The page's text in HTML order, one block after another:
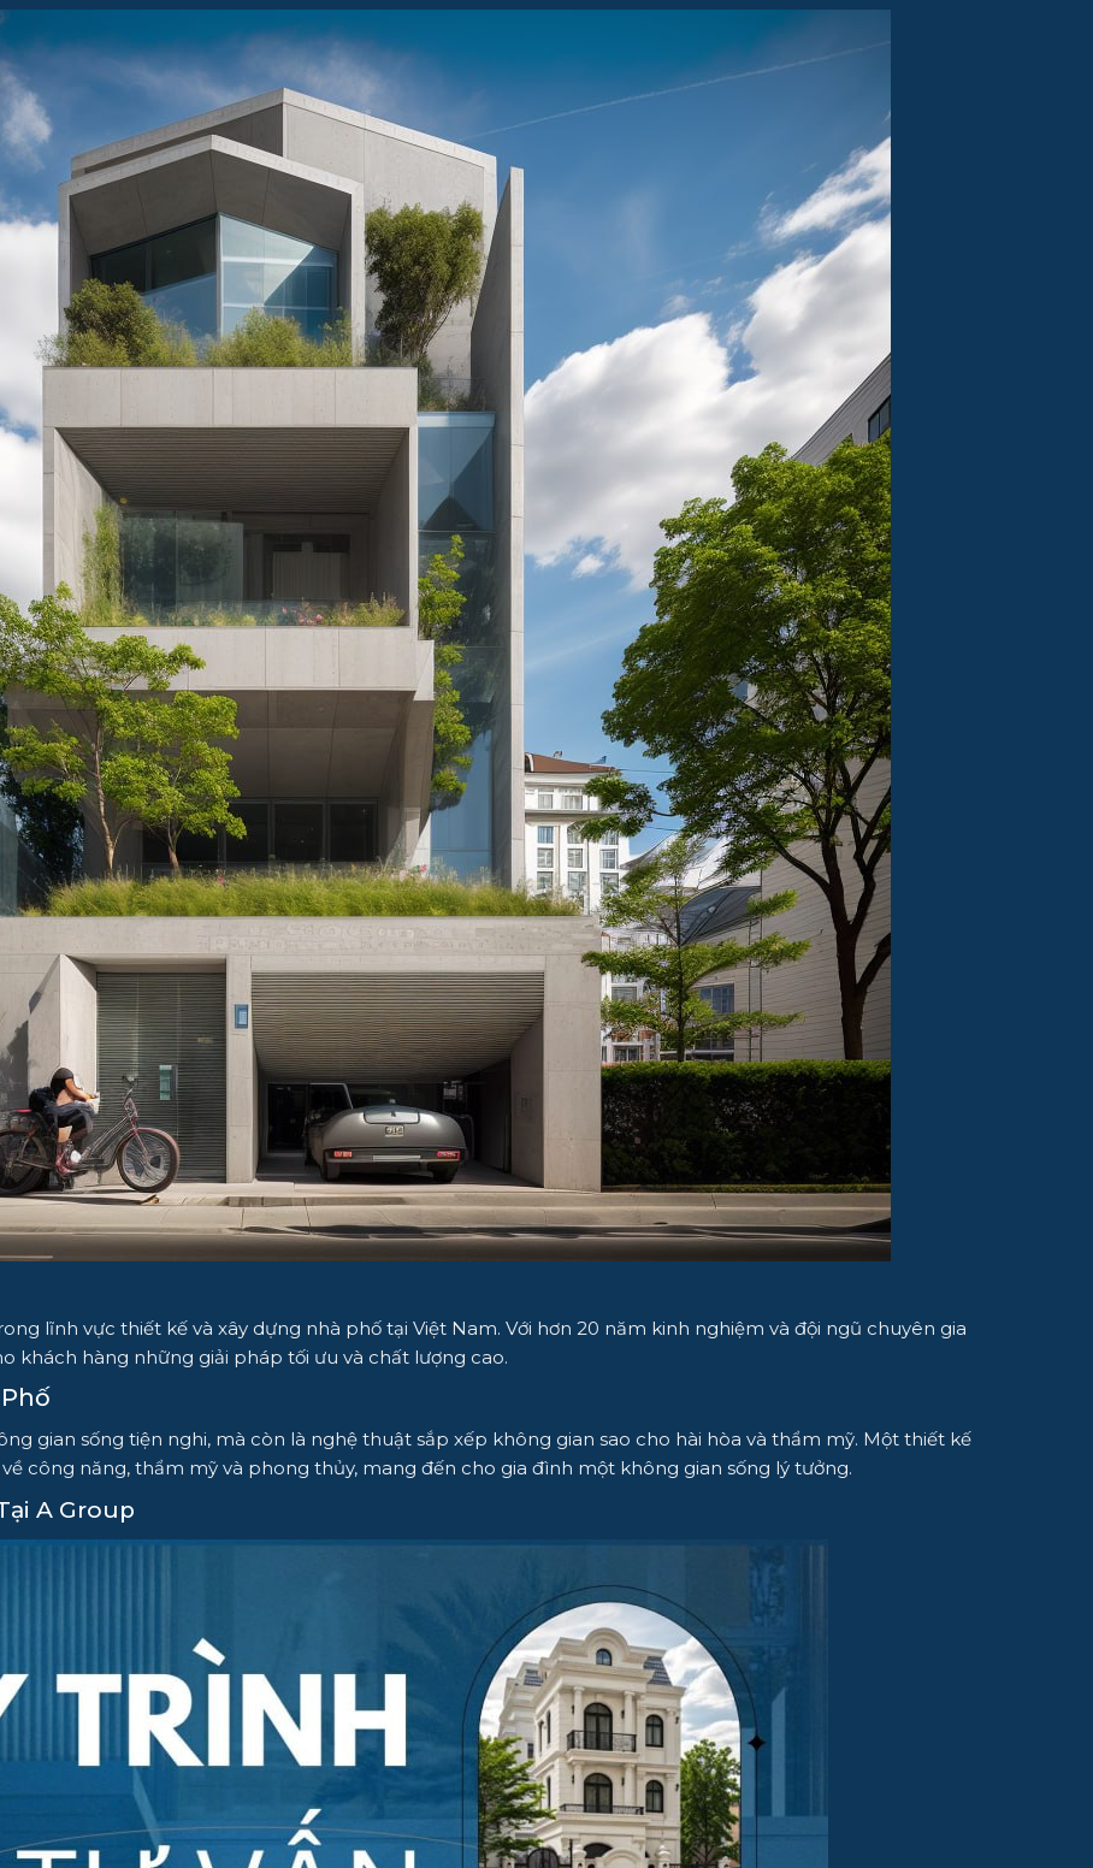
lĩnh vực thiết kế và xây dựng nhà phố tại Việt Nam. Với hơn 20 năm kinh nghiệm và đội ngũ chuyên gia
khách hàng những giải pháp tối ưu và chất lượng cao.
gian sống tiện nghi, mà còn là nghệ thuật sắp xếp không gian sao cho hài hòa và thẩm mỹ. Một thiết kế
công năng, thẩm mỹ và phong thủy, mang đến cho gia đình một không gian sống lý tưởng.
A Group